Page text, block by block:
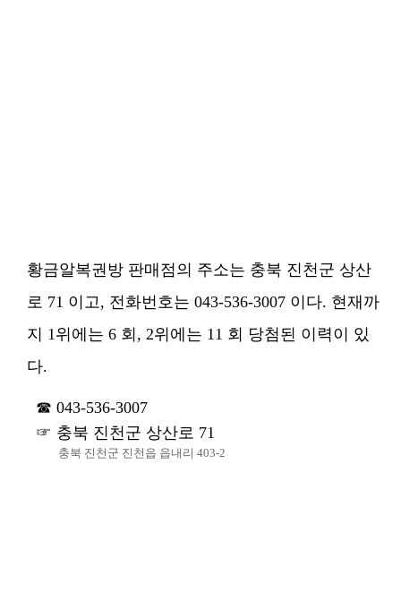
황금알복권방 판매점의 주소는 충북 진천군 상산
로 71 이고, 전화번호는 043-536-3007 이다. 현재까
지 1위에는 6 회, 2위에는 11 회 당첨된 이력이 있
다.
043-536-3007
충북 진천군 상산로 71
충북 진천군 진천읍 읍내리 403-2